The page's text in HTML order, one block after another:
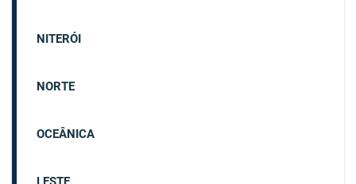
NITERÓI
NORTE
OCEÂNICA